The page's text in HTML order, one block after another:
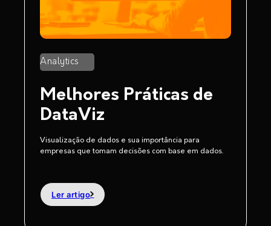
Analytics
Melhores Práticas de
DataViz
Visualização de dados e sua importância para
empresas que tomam decisões com base em dados.
Ler artigo